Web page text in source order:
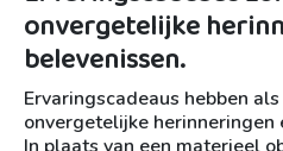
onvergetelijke
belevenissen.
Ervaringscadeaus hebben
onvergetelijke herinneringen